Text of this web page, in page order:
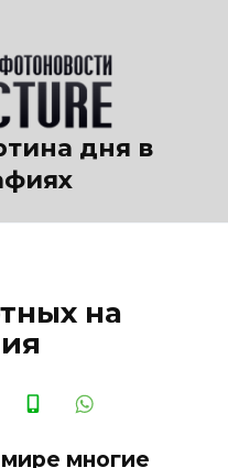
дня в
на
многие